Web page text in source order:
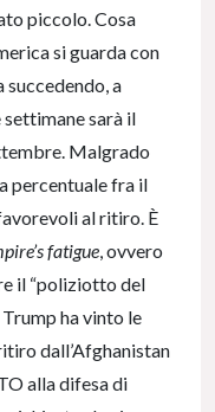
piccolo. Cosa
si guarda con
a
sarà il
Malgrado
percentuale fra il
al ritiro. È
fatigue, ovvero
il “poliziotto del
Trump ha vinto le
dall’Afghanistan
alla difesa di